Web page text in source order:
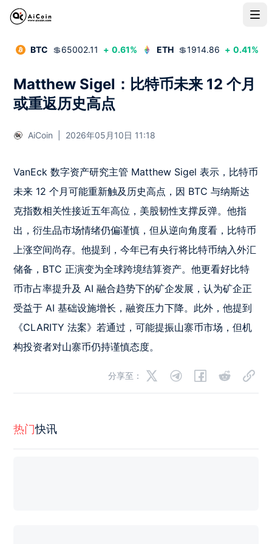
BTC 💲65002.11 + 0.61% ETH 💲1914.86 + 0.41%
Matthew Sigel：比特币未来 12 个月
或重返历史高点
AiCoin 2026年05月10日 11:18
VanEck 数字资产研究主管 Matthew Sigel 表示，比特币
未来 12 个月可能重新触及历史高点，因 BTC 与纳斯达
克指数相关性接近五年高位，美股韧性支撑反弹。他指
出，衍生品市场情绪仍偏谨慎，但从逆向角度看，比特币
上涨空间尚存。他提到，今年已有央行将比特币纳入外汇
储备，BTC 正演变为全球跨境结算资产。他更看好比特
币市占率提升及 AI 融合趋势下的矿企发展，认为矿企正
受益于 AI 基础设施增长，融资压力下降。此外，他提到
《CLARITY 法案》若通过，可能提振山寨币市场，但机
构投资者对山寨币仍持谨慎态度。
分享至：
热门快讯